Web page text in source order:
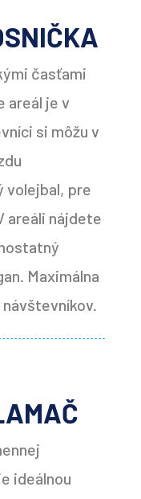
časťami
areál je v
si môžu v
volejbal, pre
areáli nájdete
Maximálna
ideálnou